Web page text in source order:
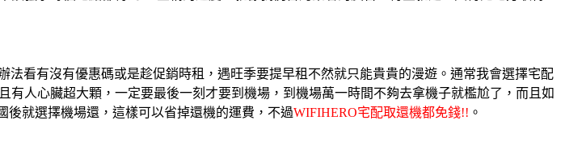
看有沒有優惠碼或是趁促銷時租，遇旺季要提早租不然就只能貴貴的漫遊。通常我會選擇宅配
人心臟超大顆，一定要最後一刻才要到機場，到機場萬一時間不夠去拿機子就檻尬了，而且如
就選擇機場還，這樣可以省掉還機的運費，不過WIFIHERO宅配取還機都免錢!! 。